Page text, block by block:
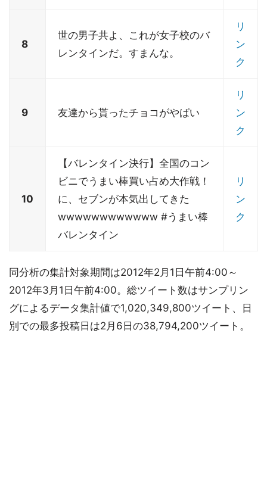
8
世の男子共よ、これが女子校のバ
レンタインだ。すまんな。
リ
ン
ク
9 友達から貰ったチョコがやばい
リ
ン
ク
10
【バレンタイン決行】全国のコン
ビニでうまい棒買い占め大作戦！
に、セブンが本気出してきた
wwwwwwwwwwww #うまい棒
バレンタイン
リ
ン
ク
同分析の集計対象期間は2012年2月1日午前4:00～
2012年3月1日午前4:00。総ツイート数はサンプリン
グによるデータ集計値で1,020,349,800ツイート、日
別での最多投稿日は2月6日の38,794,200ツイート。